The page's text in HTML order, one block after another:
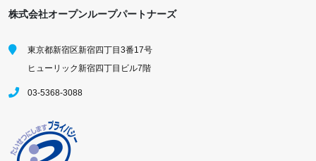
株式会社オープンループパートナーズ
東京都新宿区新宿四丁目3番17号
ヒューリック新宿四丁目ビル7階
03-5368-3088